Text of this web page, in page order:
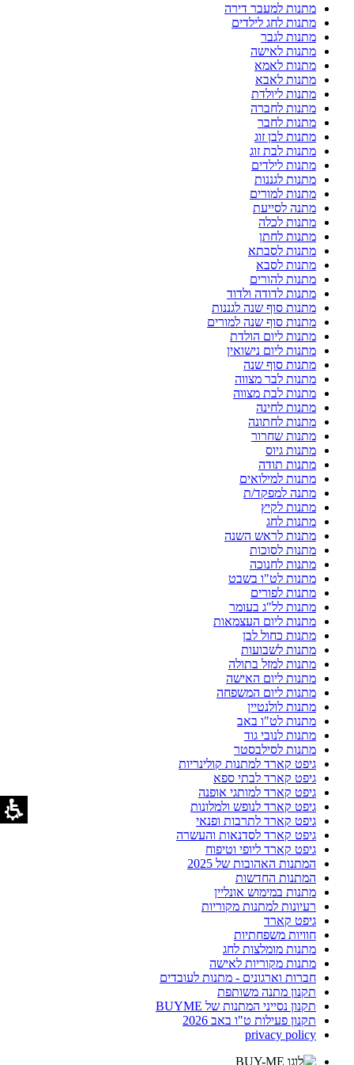
מתנות למעבר דירה
מתנות לחג לילדים
מתנות לגבר
מתנות לאישה
מתנות לאמא
מתנות לאבא
מתנות ליולדת
מתנות לחברה
מתנות לחבר
מתנות לבן זוג
מתנות לבת זוג
מתנות לילדים
מתנות לגננות
מתנות למורים
מתנה לסייעת
מתנות לכלה
מתנות לחתן
מתנות לסבתא
מתנות לסבא
מתנות להורים
מתנות לדודה ולדוד
מתנות סוף שנה לגננות
מתנות סוף שנה למורים
מתנות ליום הולדת
מתנות ליום נישואין
מתנות סוף שנה
מתנות לבר מצווה
מתנות לבת מצווה
מתנות לחינה
מתנות לחתונה
מתנות שחרור
מתנות גיוס
מתנות תודה
מתנות למילואים
מתנה למפקד/ת
מתנות לקיץ
מתנות לחג
מתנות לראש השנה
מתנות לסוכות
מתנות לחנוכה
מתנות לט"ו בשבט
מתנות לפורים
מתנות לל"ג בעומר
מתנות ליום העצמאות
מתנות כחול לבן
מתנות לשבועות
מתנות למזל בתולה
מתנות ליום האישה
מתנות ליום המשפחה
מתנות לולנטיין
מתנות לט"ו באב
מתנות לנובי גוד
מתנות לסילבסטר
גיפט קארד למתנות קולינריות
גיפט קארד לבתי ספא
גיפט קארד למותגי אופנה
גיפט קארד לנופש ולמלונות
גיפט קארד לתרבות ופנאי
גיפט קארד לסדנאות והעשרה
גיפט קארד ליופי וטיפוח
המתנות האהובות של 2025
המתנות החדשות
מתנות במימוש אונליין
רעיונות למתנות מקוריות
גיפט קארד
חוויות משפחתיות
מתנות מומלצות לחג
מתנות מקוריות לאישה
חברות וארגונים - מתנות לעובדים
תקנון מתנה משותפת
תקנון נסייני המתנות של BUYME
תקנון פעילות ט"ו באב 2026
privacy policy